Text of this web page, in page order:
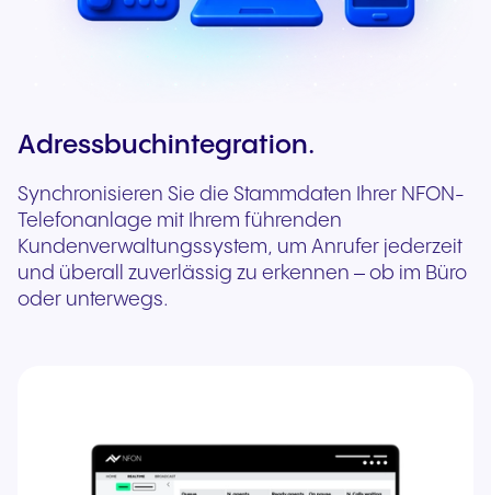
Adressbuchintegration.
Synchronisieren Sie die Stammdaten Ihrer NFON-
Telefonanlage mit Ihrem führenden
Kundenverwaltungssystem, um Anrufer jederzeit
und überall zuverlässig zu erkennen – ob im Büro
oder unterwegs.